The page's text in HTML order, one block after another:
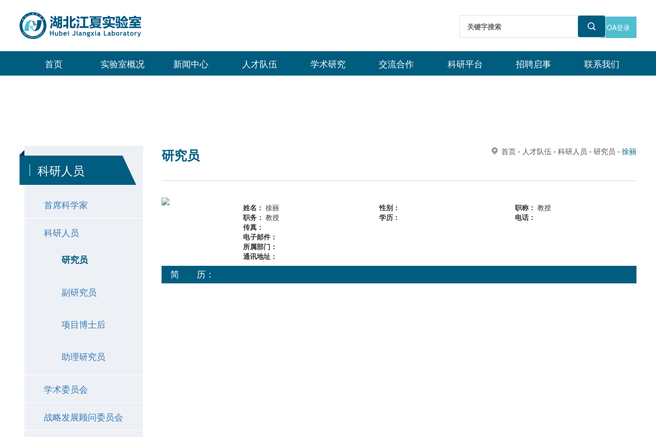
OA登录
首页 实验室概况 新闻中心 人才队伍 学术研究 交流合作 科研平台 招聘启事 联系我们
科研人员
首席科学家
科研人员
研究员
副研究员
项目博士后
助理研究员
学术委员会
战略发展顾问委员会
研究员 首页- 人才队伍 -科研人员 -研究员 -徐丽
姓名： 徐丽 性别： 职称： 教授
职务： 教授 学历：
电话：
传真：
电子邮件：
所属部门：
通讯地址：
简 历：